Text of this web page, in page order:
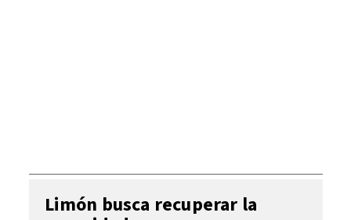
Limón busca recuperar la